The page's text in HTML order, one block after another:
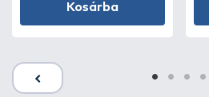
Kosárba